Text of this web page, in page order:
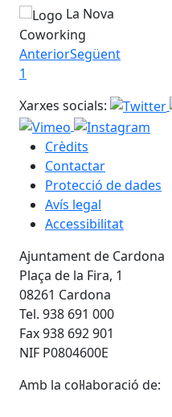
La Nova
Coworking
AnteriorSegüent
1
Xarxes socials:
Crèdits
Contactar
Protecció de dades
Avís legal
Accessibilitat
Ajuntament de Cardona
Plaça de la Fira, 1
08261 Cardona
Tel. 938 691 000
Fax 938 692 901
NIF P0804600E
Amb la col·laboració de: